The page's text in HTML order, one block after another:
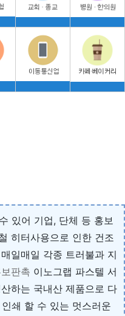
있어 기업, 단체 등 홍보
히터사용으로 인한 건조
일매일 각종 트러불과 지
판촉 이노그랩 파스텔 서
하는 국내산 제품으로 다
쇄 할 수 있는 멋스러운